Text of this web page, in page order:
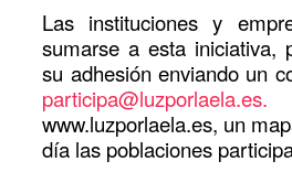
Las instituciones y
sumarse a esta iniciativa,
su adhesión enviando un
participa@luzporlaela.es.
www.luzporlaela.es, un
día las poblaciones